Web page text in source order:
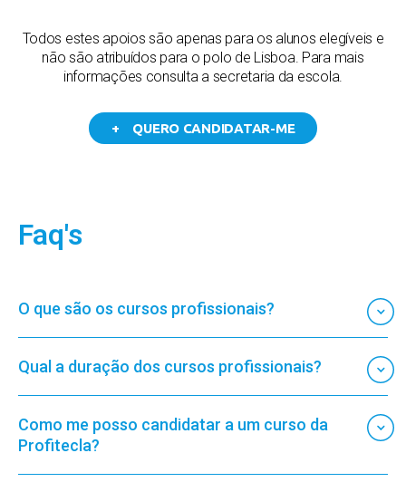
Todos estes apoios são apenas para os alunos elegíveis e
não são atribuídos para o polo de Lisboa. Para mais
informações consulta a secretaria da escola.
+ QUERO CANDIDATAR-ME
Faq's
O que são os cursos profissionais?
Qual a duração dos cursos profissionais?
Como me posso candidatar a um curso da
Profitecla?